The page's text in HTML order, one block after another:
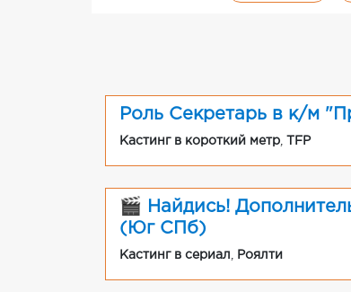
Роль Секретарь в к/м
Кастинг в короткий метр TFP
🎬 Найдись!
(Юг СПб)
Кастинг в сериал Роялти